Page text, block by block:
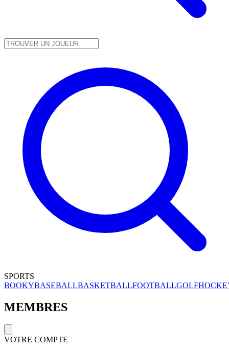
SPORTS
BOOKYBASEBALLBASKETBALLFOOTBALLGOLF
MEMBRES
VOTRE COMPTE